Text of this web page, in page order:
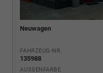
Neuwagen
FAHRZEUG-NR.
135988
AUSSENFARBE